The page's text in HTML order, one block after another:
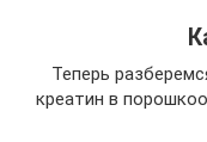
Теперь
креатин в